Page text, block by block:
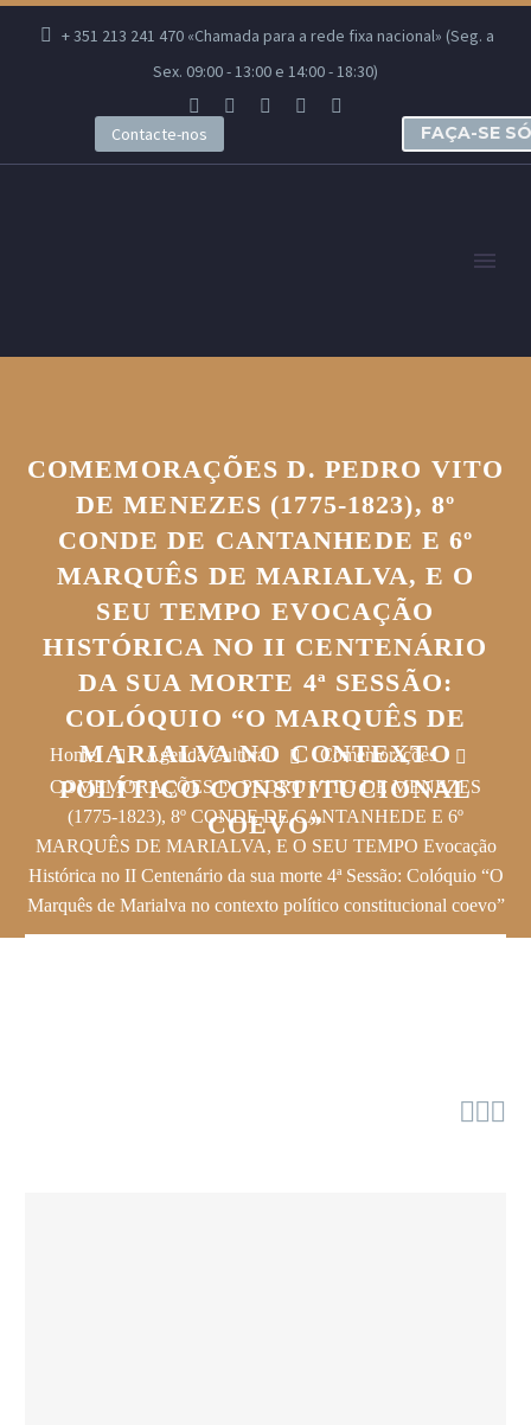
+ 351 213 241 470 «Chamada para a rede fixa nacional» (Seg. a
Sex. 09:00 - 13:00 e 14:00 - 18:30)
Contacte-nos FAÇA-SE
COMEMORAÇÕES D. PEDRO VITO
DE MENEZES (1775-1823), 8º
CONDE DE CANTANHEDE E 6º
MARQUÊS DE MARIALVA, E O
SEU TEMPO EVOCAÇÃO
HISTÓRICA NO II CENTENÁRIO
DA SUA MORTE 4ª SESSÃO:
COLÓQUIO “O MARQUÊS DE
MARIALVA NO CONTEXTO
POLÍTICO CONSTITUCIONAL
COEVO”
Home Agenda Cultural
Comemorações
COMEMORAÇÕES D. PEDRO VITO DE MENEZES
(1775-1823), 8º CONDE DE CANTANHEDE E 6º
MARQUÊS DE MARIALVA, E O SEU TEMPO Evocação
Histórica no II Centenário da sua morte 4ª Sessão: Colóquio “O
Marquês de Marialva no contexto político constitucional coevo”
